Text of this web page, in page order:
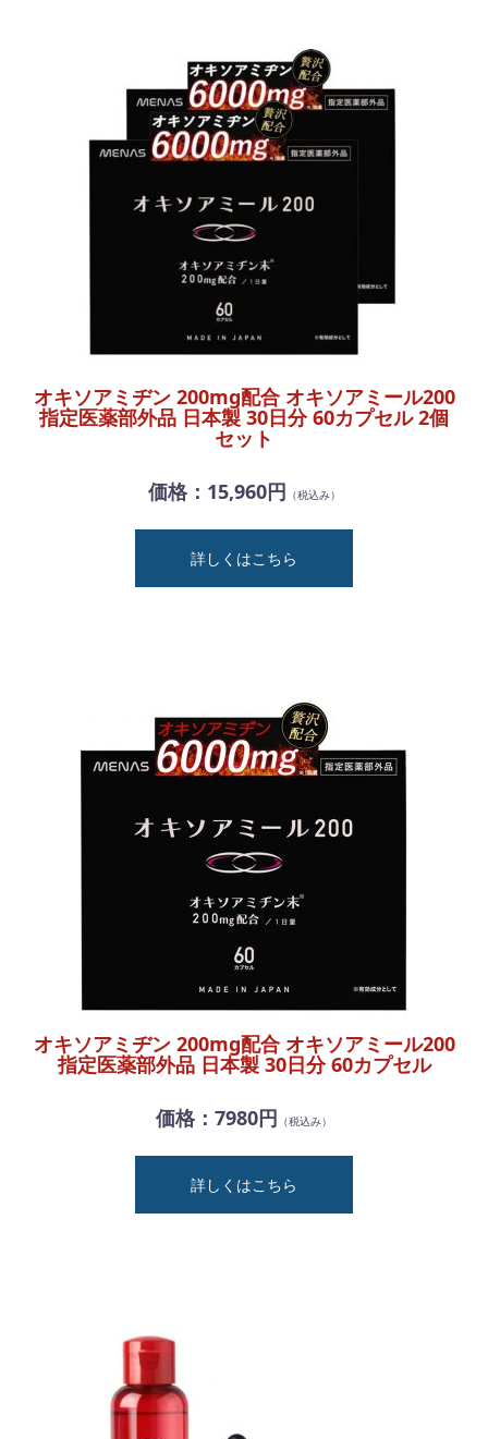
オキソアミヂン 200mg配合 オキソアミール200
指定医薬部外品 日本製 30日分 60カプセル 2個
セット
価格：15,960円 （税込み）
詳しくはこちら
オキソアミヂン 200mg配合 オキソアミール200
指定医薬部外品 日本製 30日分 60カプセル
価格：7980円 （税込み）
詳しくはこちら